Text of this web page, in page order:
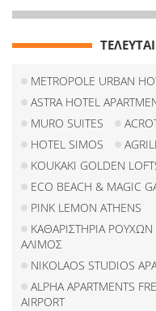
METROPOLE URBAN
ASTRA HOTEL
MURO SUITES
HOTEL SIMOS
KOUKAKI GOLDEN
ECO BEACH & MAGIC
PINK LEMON ATHENS
ΚΑΘΑΡΙΣΤΗΡΙΑ ΡΟΥΧΩΝ
ΑΛΙΜΟΣ
NIKOLAOS STUDIOS
ALPHA APARTMENTS
AIRPORT